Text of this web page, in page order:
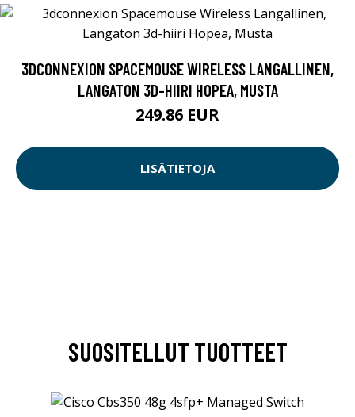
3DCONNEXION SPACEMOUSE WIRELESS LANGALLINEN,
LANGATON 3D-HIIRI HOPEA, MUSTA
249.86 EUR
LISÄTIETOJA
SUOSITELLUT TUOTTEET